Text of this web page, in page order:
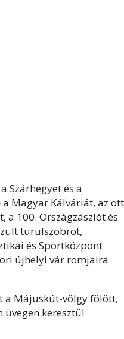
a Szárhegyet és a
a Magyar Kálváriát, az ott
a 100. Országzászlót és
turulszobrot,
és Sportközpont
újhelyi vár romjaira
a Májuskút-völgy fölött,
üvegen keresztül